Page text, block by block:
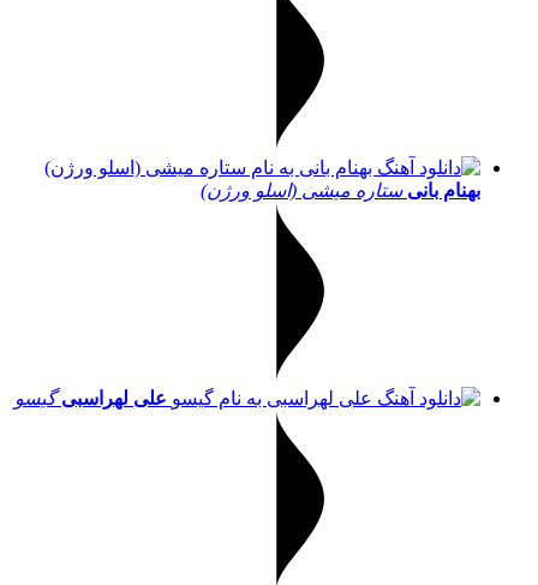
بهنام بانی ستاره میشی (اسلو ورژن)
علی لهراسبی گیسو